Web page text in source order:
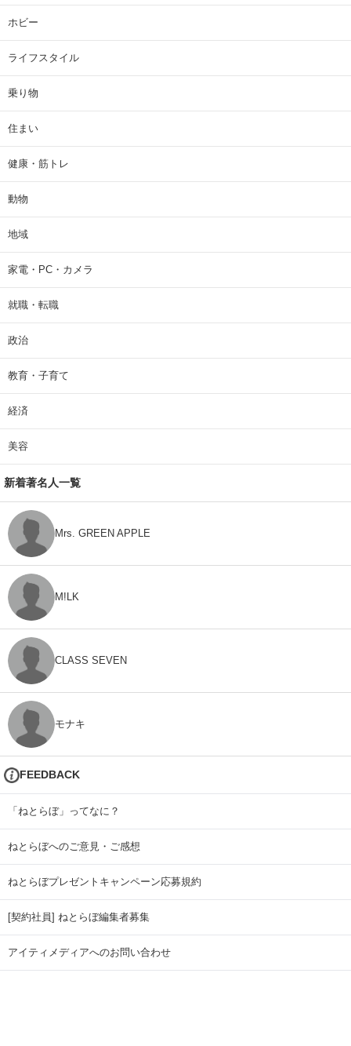
ホビー
ライフスタイル
乗り物
住まい
健康・筋トレ
動物
地域
家電・PC・カメラ
就職・転職
政治
教育・子育て
経済
美容
新着著名人一覧
Mrs. GREEN APPLE
M!LK
CLASS SEVEN
モナキ
FEEDBACK
「ねとらぼ」ってなに？
ねとらぼへのご意見・ご感想
ねとらぼプレゼントキャンペーン応募規約
[契約社員] ねとらぼ編集者募集
アイティメディアへのお問い合わせ